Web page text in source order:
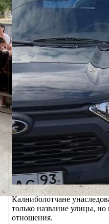
Калниболотчане
только название улицы, но
отношения.